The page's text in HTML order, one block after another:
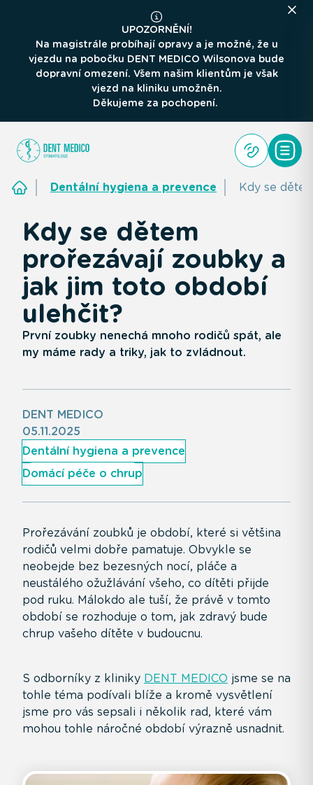
UPOZORNĚNÍ!
Na magistrále probíhají opravy a je možné, že u
vjezdu na pobočku DENT MEDICO Wilsonova bude
dopravní omezení. Všem našim klientům je však
vjezd na kliniku umožněn.
Děkujeme za pochopení.
Dentální hygiena a prevence Kdy se
Kdy se dětem
prořezávají zoubky a
jak jim toto období
ulehčit?
První zoubky nenechá mnoho rodičů spát, ale
my máme rady a triky, jak to zvládnout.
DENT MEDICO
05.11.2025
Dentální hygiena a prevence
Domácí péče o chrup
Prořezávání zoubků je období, které si většina
rodičů velmi dobře pamatuje. Obvykle se
neobejde bez bezesných nocí, pláče a
neustálého ožužlávání všeho, co dítěti přijde
pod ruku. Málokdo ale tuší, že právě v tomto
období se rozhoduje o tom, jak zdravý bude
chrup vašeho dítěte v budoucnu.
S odborníky z kliniky DENT MEDICO jsme se na
tohle téma podívali blíže a kromě vysvětlení
jsme pro vás sepsali i několik rad, které vám
mohou tohle náročné období výrazně usnadnit.